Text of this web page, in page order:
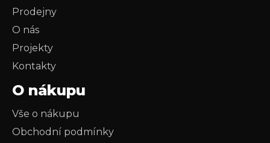
Prodejny
O nás
Projekty
Kontakty
O nákupu
Vše o nákupu
Obchodní podmínky